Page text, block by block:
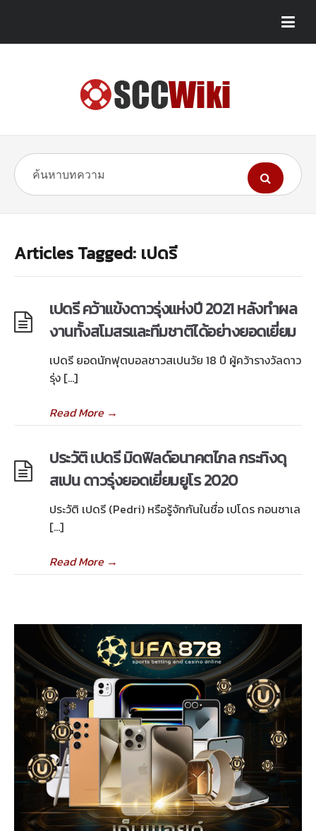
Articles Tagged: เปดรี
เปดรี คว้าแข้งดาวรุ่งแห่งปี 2021 หลังทำผล
งานทั้งสโมสรและทีมชาติได้อย่างยอดเยี่ยม
เปดรี ยอดนักฟุตบอลชาวสเปนวัย 18 ปี ผู้คว้ารางวัลดาว
รุ่ง […]
Read More→
ประวัติ เปดรี มิดฟิลด์อนาคตไกล กระทิงดุ
สเปน ดาวรุ่งยอดเยี่ยมยูโร 2020
ประวัติ เปดรี (Pedri) หรือรู้จักกันในชื่อ เปโดร กอนซาเล
[…]
Read More→